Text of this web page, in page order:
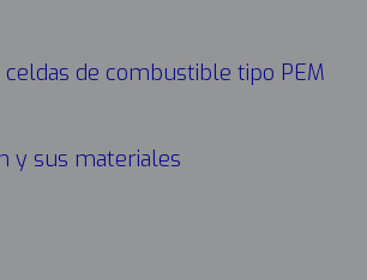
de combustible tipo PEM
y sus materiales